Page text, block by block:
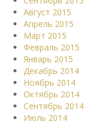
Август 2015
Апрель 2015
Март 2015
Февраль 2015
Январь 2015
Декабрь 2014
Ноябрь 2014
Октябрь 2014
Сентябрь 2014
Июль 2014